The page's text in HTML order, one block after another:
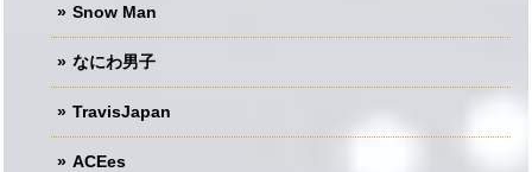
Snow Man
なにわ男子
TravisJapan
ACEes